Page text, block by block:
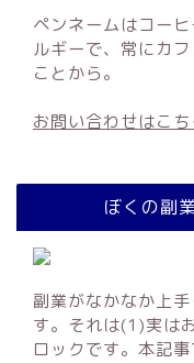
ペンネームはコー
ルギーで、常にカ
ことから。
お問い合わせはこち
ぼくの副
副業がなかなか上
す。それは(1)実は
ロックです。本記